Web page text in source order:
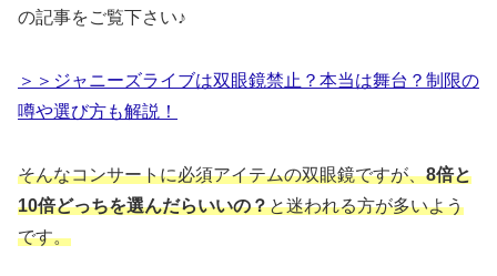
の記事をご覧下さい♪
＞＞ジャニーズライブは双眼鏡禁止？本当は舞台？制限の
噂や選び方も解説！
そんなコンサートに必須アイテムの双眼鏡ですが、8倍と
10倍どっちを選んだらいいの？と迷われる方が多いよう
です。